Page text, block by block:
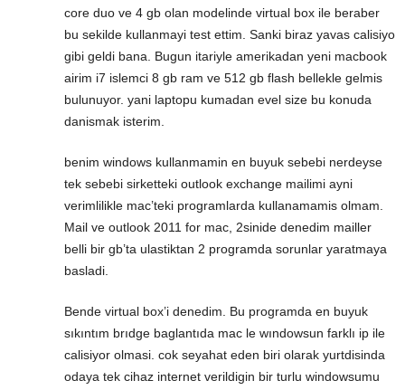
core duo ve 4 gb olan modelinde virtual box ile beraber
bu sekilde kullanmayi test ettim. Sanki biraz yavas calisiyo
gibi geldi bana. Bugun itariyle amerikadan yeni macbook
airim i7 islemci 8 gb ram ve 512 gb flash bellekle gelmis
bulunuyor. yani laptopu kumadan evel size bu konuda
danismak isterim.
benim windows kullanmamin en buyuk sebebi nerdeyse
tek sebebi sirketteki outlook exchange mailimi ayni
verimlilikle mac’teki programlarda kullanamamis olmam.
Mail ve outlook 2011 for mac, 2sinide denedim mailler
belli bir gb’ta ulastiktan 2 programda sorunlar yaratmaya
basladi.
Bende virtual box’i denedim. Bu programda en buyuk
sıkıntım brıdge baglantıda mac le wındowsun farklı ip ile
calisiyor olmasi. cok seyahat eden biri olarak yurtdisinda
odaya tek cihaz internet verildigin bir turlu windowsumu